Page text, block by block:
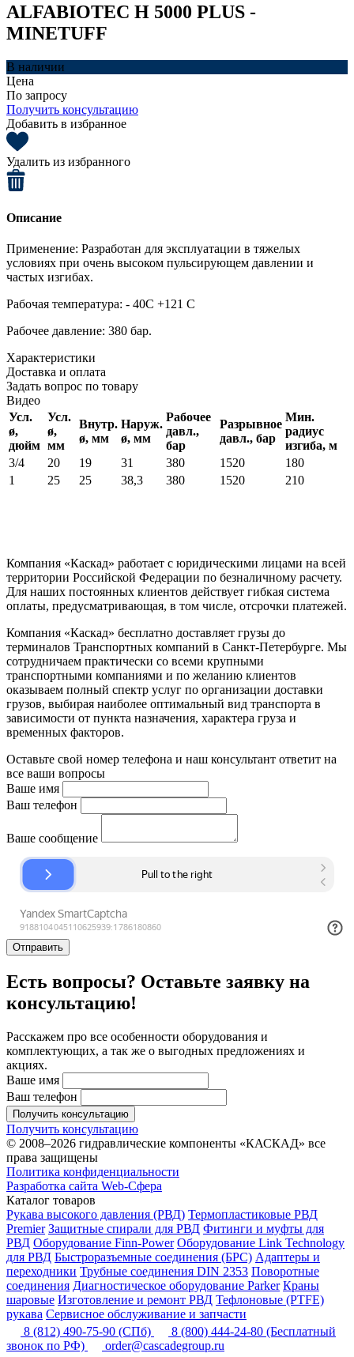
ALFABIOTEC H 5000 PLUS -
MINETUFF
В наличии
Цена
По запросу
Получить консультацию
Добавить в избранное
Удалить из избранного
Описание
Применение: Разработан для эксплуатации в тяжелых
условиях при очень высоком пульсирующем давлении и
частых изгибах.
Рабочая температура: - 40С +121 С
Рабочее давление: 380 бар.
Характеристики
Доставка и оплата
Задать вопрос по товару
Видео
Усл.
ø,
дюйм
Усл.
ø,
мм
Внутр.
ø, мм
Наруж.
ø, мм
Рабочее
давл.,
бар
Разрывное
давл., бар
Мин.
радиус
изгиба, м
3/4
20 19 31 380 1520
180
1
25 25 38,3 380 1520 210
Компания «Каскад» работает с юридическими лицами на всей
территории Российской Федерации по безналичному расчету.
Для наших постоянных клиентов действует гибкая система
оплаты, предусматривающая, в том числе, отсрочки платежей.
Компания «Каскад» бесплатно доставляет грузы до
терминалов Транспортных компаний в Санкт-Петербурге. Мы
сотрудничаем практически со всеми крупными
транспортными компаниями и по желанию клиентов
оказываем полный спектр услуг по организации доставки
грузов, выбирая наиболее оптимальный вид транспорта в
зависимости от пункта назначения, характера груза и
временных факторов.
Оставьте свой номер телефона и наш консультант ответит на
все ваши вопросы
Ваше имя
Ваш телефон
Ваше сообщение
Отправить
Есть вопросы? Оставьте заявку на
консультацию!
Расскажем про все особенности оборудования и
комплектующих, а так же о выгодных предложениях и
акциях.
Ваше имя
Ваш телефон
Получить консультацию
Получить консультацию
© 2008–2026 гидравлические компоненты «КАСКАД» все
права защищены
Политика конфиденциальности
Разработка сайта Web-Сфера
Каталог товаров
Рукава высокого давления (РВД) Термопластиковые РВД
Premier Защитные спирали для РВД Фитинги и муфты для
РВД Оборудование Finn-Power Оборудование Link Technology
для РВД Быстроразъемные соединения (БРС) Адаптеры и
переходники Трубные соединения DIN 2353 Поворотные
соединения Диагностическое оборудование Parker Краны
шаровые Изготовление и ремонт РВД Тефлоновые (PTFE)
рукава Сервисное обслуживание и запчасти
8 (812) 490-75-90 (СПб) 8 (800) 444-24-80 (Бесплатный
звонок по РФ)
order@cascadegroup.ru